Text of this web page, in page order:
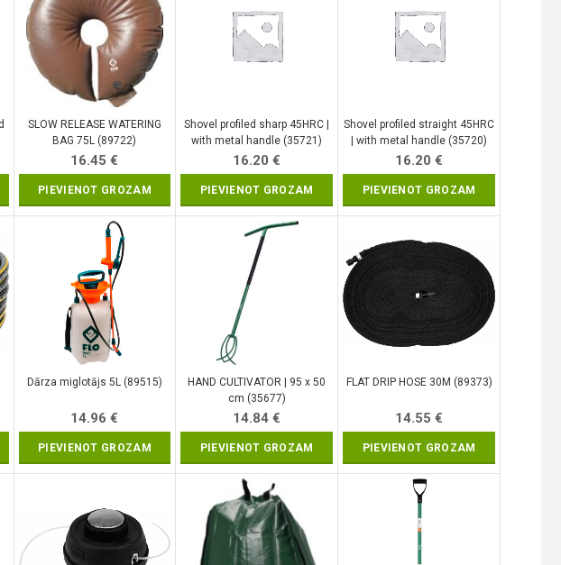
SLOW RELEASE WATERING
BAG 75L (89722)
16.45€
PIEVIENOT GROZAM
Shovel profiled sharp 45HRC |
with metal handle (35721)
16.20€
PIEVIENOT GROZAM
Shovel profiled straight 45HRC
| with metal handle (35720)
16.20€
PIEVIENOT GROZAM
Dārza miglotājs 5L (89515)
14.96€
PIEVIENOT GROZAM
HAND CULTIVATOR | 95 x 50
cm (35677)
14.84€
PIEVIENOT GROZAM
FLAT DRIP HOSE 30M (89373)
14.55€
PIEVIENOT GROZAM